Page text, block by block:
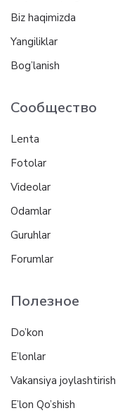
Biz haqimizda
Yangiliklar
Bog’lanish
Сообщество
Lenta
Fotolar
Videolar
Odamlar
Guruhlar
Forumlar
Полезное
Do’kon
E’lonlar
Vakansiya joylashtirish
E’lon Qo’shish